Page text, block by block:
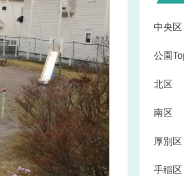
中央区
公園
北区
南区
厚別区
手稲区